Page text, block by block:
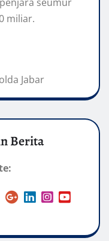
miliar.
Jabar
Berita